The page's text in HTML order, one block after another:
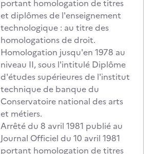
portant homologation de titres
et diplômes de l'enseignement
technologique : au titre des
homologations de droit.
Homologation jusqu'en 1978 au
niveau II, sous l'intitulé Diplôme
d'études supérieures de l'institut
technique de banque du
Conservatoire national des arts
et métiers.
Arrêté du 8 avril 1981 publié au
Journal Officiel du 10 avril 1981
portant homologation de titres